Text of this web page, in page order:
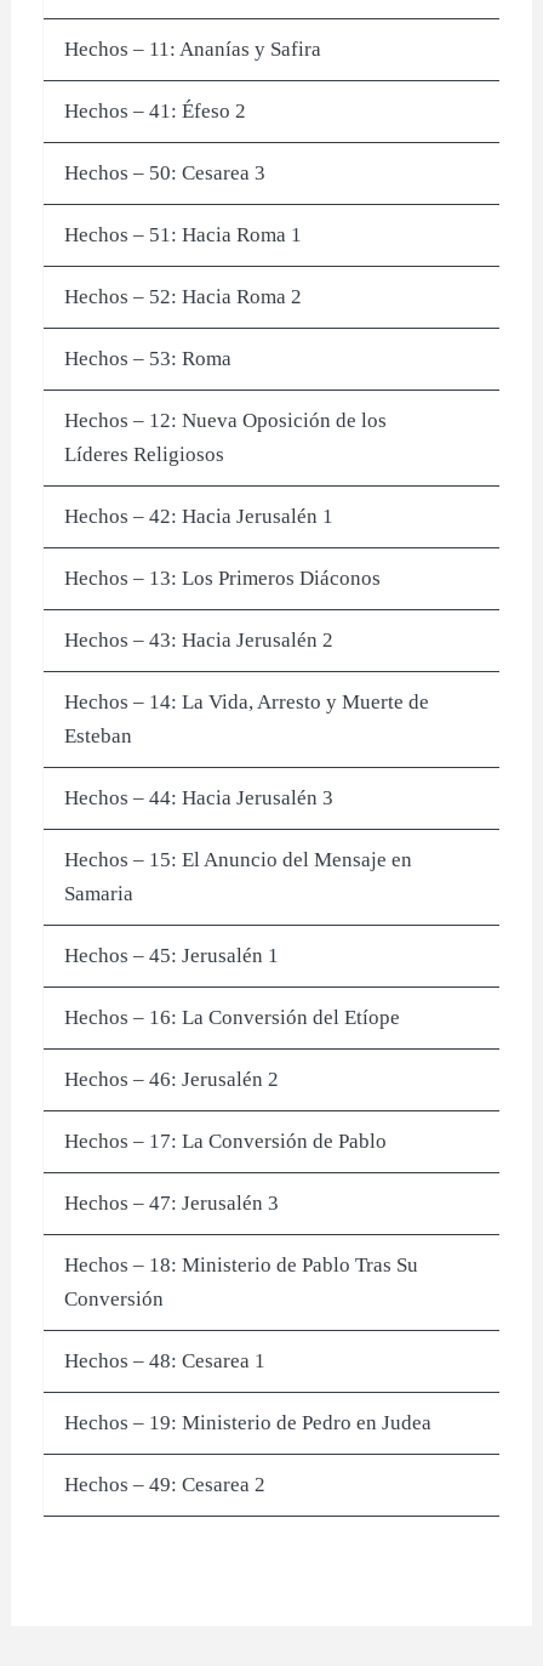
Hechos – 11: Ananías y Safira
Hechos – 41: Éfeso 2
Hechos – 50: Cesarea 3
Hechos – 51: Hacia Roma 1
Hechos – 52: Hacia Roma 2
Hechos – 53: Roma
Hechos – 12: Nueva Oposición de los
Líderes Religiosos
Hechos – 42: Hacia Jerusalén 1
Hechos – 13: Los Primeros Diáconos
Hechos – 43: Hacia Jerusalén 2
Hechos – 14: La Vida, Arresto y Muerte de
Esteban
Hechos – 44: Hacia Jerusalén 3
Hechos – 15: El Anuncio del Mensaje en
Samaria
Hechos – 45: Jerusalén 1
Hechos – 16: La Conversión del Etíope
Hechos – 46: Jerusalén 2
Hechos – 17: La Conversión de Pablo
Hechos – 47: Jerusalén 3
Hechos – 18: Ministerio de Pablo Tras Su
Conversión
Hechos – 48: Cesarea 1
Hechos – 19: Ministerio de Pedro en Judea
Hechos – 49: Cesarea 2